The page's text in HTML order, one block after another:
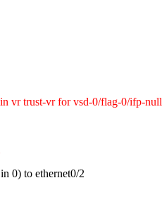
vr trust-vr for vsd-0/flag-0/ifp-null
0) to ethernet0/2